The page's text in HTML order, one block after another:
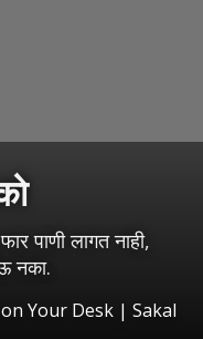
पाणी लागत नाही,
नका.
Your Desk | Sakal